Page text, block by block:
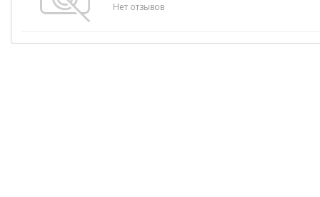
Нет отзывов